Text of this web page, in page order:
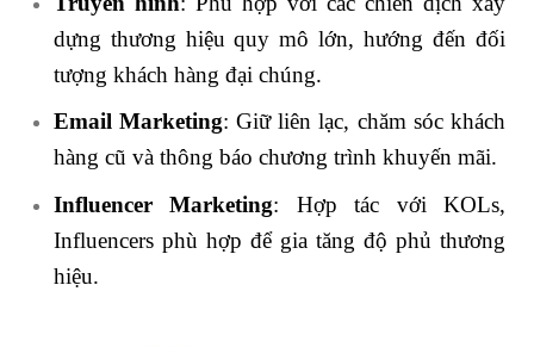
dựng thương hiệu quy mô lớn, hướng đến đối
tượng khách hàng đại chúng.
Email Marketing: Giữ liên lạc, chăm sóc khách
hàng cũ và thông báo chương trình khuyến mãi.
Influencer Marketing: Hợp tác với KOLs,
Influencers phù hợp để gia tăng độ phủ thương
hiệu.